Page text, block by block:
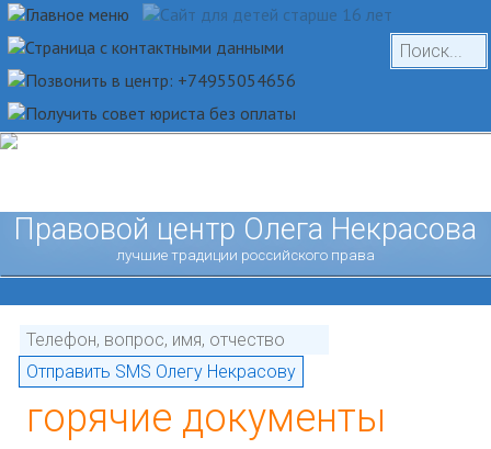
Правовой центр Олега Некрасова
лучшие традиции российского права
горячие документы